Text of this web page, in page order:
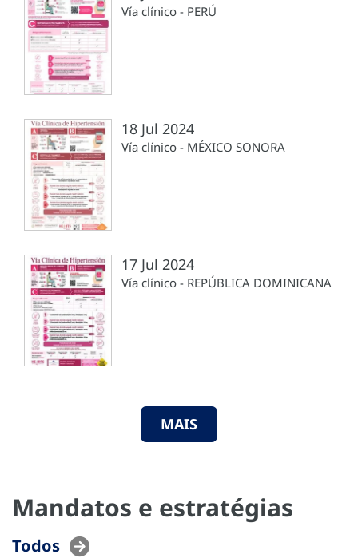
Vía clínico - PERÚ
18 Jul 2024
Vía clínico - MÉXICO SONORA
17 Jul 2024
Vía clínico - REPÚBLICA DOMINICANA
MAIS
Mandatos e estratégias
Todos